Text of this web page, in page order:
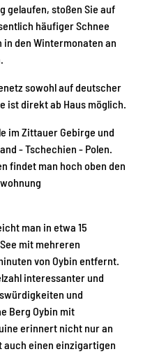
gelaufen, stoßen Sie auf
häufiger Schnee
in den Wintermonaten an
sowohl auf deutscher
ist direkt ab Haus möglich.
im Zittauer Gebirge und
- Tschechien - Polen.
findet man hoch oben den
man in etwa 15
mit mehreren
von Oybin entfernt.
interessanter und
und
Berg Oybin mit
erinnert nicht nur an
auch einen einzigartigen